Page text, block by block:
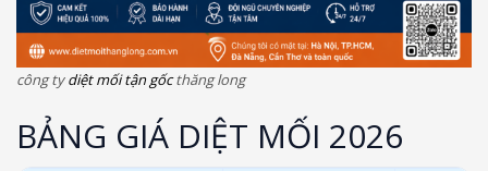
công tydiệt mối tận gốcthăng long
BẢNG GIÁ DIỆT MỐI 2026